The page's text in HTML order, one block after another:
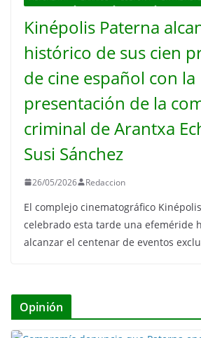
Kinépolis Paterna
histórico de sus cien
de cine español con la
presentación de la
criminal de Arantxa
Susi Sánchez
26/05/2026 Redaccion
El complejo cinematográfico
celebrado esta tarde una efeméride
alcanzar el centenar de eventos
Opinión